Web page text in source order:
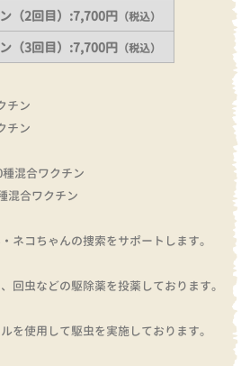
チン
チン
混合ワクチン
混合ワクチン
ネコちゃんの捜索をサポートします。
回虫などの駆除薬を投薬しております。
を使用して駆虫を実施しております。
（2回目）:7,700円 （税込）
（3回目）:7,700円 （税込）